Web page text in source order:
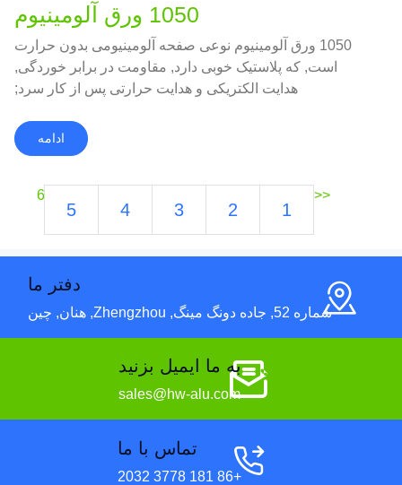
1050 ورق آلومینیوم
1050 ورق آلومینیوم نوعی صفحه آلومینیومی بدون حرارت
است, که پلاستیک خوبی دارد, مقاومت در برابر خوردگی,
هدایت الکتریکی و هدایت حرارتی پس از کار سرد;
ادامه
<<
1
2
3
4
5
6
دفتر ما
شماره 52, جاده دونگ مینگ, Zhengzhou, هنان, چین
به ما ایمیل بزنید
sales@hw-alu.com
تماس با ما
+86 181 3778 2032